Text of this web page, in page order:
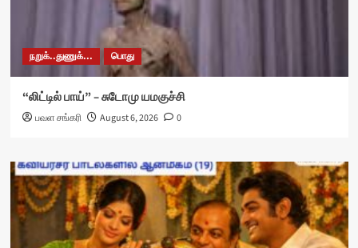
நறுக்..துணுக்... பொது
“லிட்டில் பாய்” – சுடோமு யமகுச்சி
பவள சங்கரி August 6, 2026 0